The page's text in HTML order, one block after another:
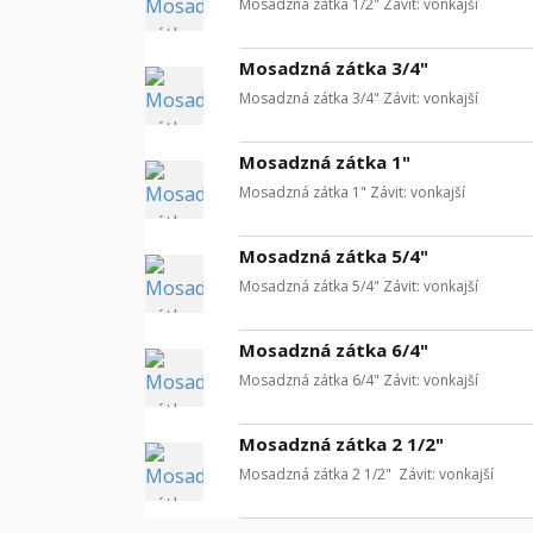
Mosadzná zátka 1/2" Závit: vonkajší
Mosadzná zátka 3/4"
Mosadzná zátka 3/4" Závit: vonkajší
Mosadzná zátka 1"
Mosadzná zátka 1" Závit: vonkajší
Mosadzná zátka 5/4"
Mosadzná zátka 5/4" Závit: vonkajší
Mosadzná zátka 6/4"
Mosadzná zátka 6/4" Závit: vonkajší
Mosadzná zátka 2 1/2"
Mosadzná zátka 2 1/2" Závit: vonkajší